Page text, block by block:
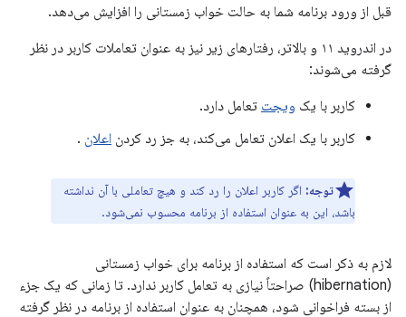
قبل از ورود برنامه شما به حالت خواب زمستانی را افزایش می‌دهد.
در اندروید ۱۱ و بالاتر، رفتارهای زیر نیز به عنوان تعاملات کاربر در نظر
گرفته می‌شوند:
کاربر با یک ویجت تعامل دارد.
کاربر با یک اعلان تعامل می‌کند، به جز رد کردن اعلان .
توجه: اگر کاربر اعلان را رد کند و هیچ تعاملی با آن نداشته
باشد، این به عنوان استفاده از برنامه محسوب نمی‌شود.
لازم به ذکر است که استفاده از برنامه برای خواب زمستانی
(hibernation) صراحتاً نیازی به تعامل کاربر ندارد. تا زمانی که یک جزء
از بسته فراخوانی شود، همچنان به عنوان استفاده از برنامه در نظر گرفته